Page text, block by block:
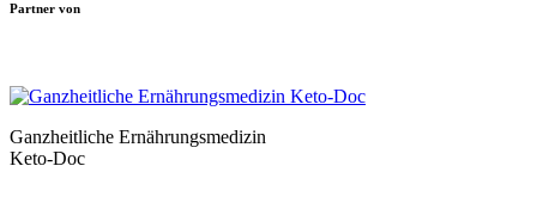
Partner von
Ganzheitliche Ernährungsmedizin
Keto-Doc